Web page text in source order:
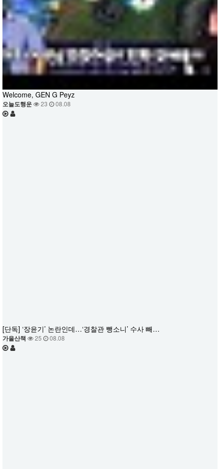
Welcome, GEN G Peyz
오늘도행운 23 08.08
[단독] ‘장윤기’ 논란인데…‘경찰관 뺑소니’ 수사 빼…
가을산책 25 08.08